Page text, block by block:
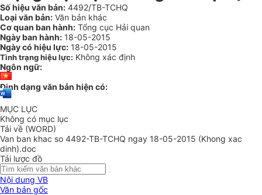
Số hiệu văn bản: 4492/TB-TCHQ
Loại văn bản: Văn bản khác
Cơ quan ban hành: Tổng cục Hải quan
Ngày ban hành: 18-05-2015
Ngày có hiệu lực: 18-05-2015
Tình trạng hiệu lực: Không xác định
Ngôn ngữ:
Định dạng văn bản hiện có:
MỤC LỤC
Không có mục lục
Tải về (WORD)
Van ban khac so 4492-TB-TCHQ ngay 18-05-2015 (Khong xac
dinh).doc
Tải lược đồ
Nội dung VB
Văn bản gốc